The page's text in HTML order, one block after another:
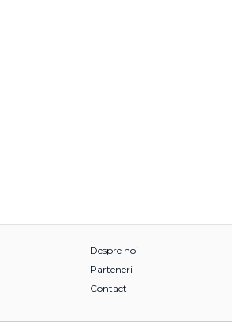
Hal Arkowitz
Hal Elrod
Heidi Murkoff
Helen Czerski
Hester Mundis
Despre noi
Parteneri
Contact